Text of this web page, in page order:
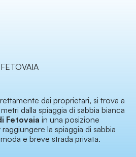
dai proprietari, si trova a
dalla spiaggia di sabbia bianca
Fetovaia in una posizione
la spiaggia di sabbia
e breve strada privata.